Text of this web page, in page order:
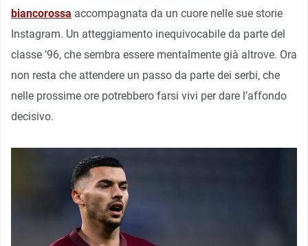
biancorossa accompagnata da un cuore nelle sue storie
Instagram. Un atteggiamento inequivocabile da parte del
classe ’96, che sembra essere mentalmente già altrove. Ora
non resta che attendere un passo da parte dei serbi, che
nelle prossime ore potrebbero farsi vivi per dare l’affondo
decisivo.